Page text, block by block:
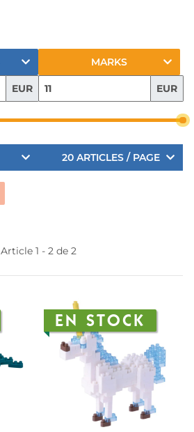
MARKS
EUR EUR
20 ARTICLES / PAGE
Article 1 - 2 de 2
EN STOCK